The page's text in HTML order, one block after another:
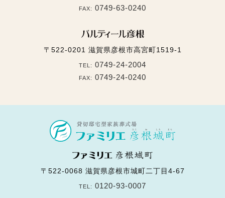
FAX: 0749-63-0240
〒522-0201 滋賀県彦根市高宮町1519-1
TEL: 0749-24-2004
FAX: 0749-24-0240
〒522-0068 滋賀県彦根市城町二丁目4-67
TEL: 0120-93-0007